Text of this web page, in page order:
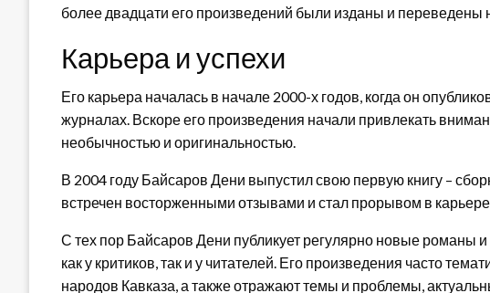
более двадцати его произведений были изданы и переведены
Карьера и успехи
Его карьера началась в начале 2000-х годов, когда он
журналах. Вскоре его произведения начали привлекать
необычностью и оригинальностью.
В 2004 году Байсаров Дени выпустил свою первую книгу –
встречен восторженными отзывами и стал прорывом в
С тех пор Байсаров Дени публикует регулярно новые романы
как у критиков, так и у читателей. Его произведения часто
народов Кавказа, а также отражают темы и проблемы,